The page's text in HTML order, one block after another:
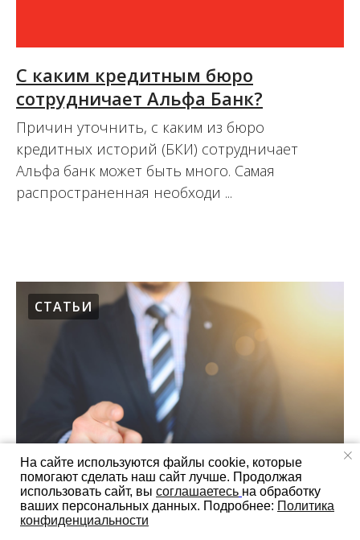
C каким кредитным бюро
сотрудничает Альфа Банк?
Причин уточнить, с каким из бюро
кредитных историй (БКИ) сотрудничает
Альфа банк может быть много. Самая
распространенная необходи ...
СТАТЬИ
Работа кредитным брокером
На сайте используются файлы cookie, которые
помогают сделать наш сайт лучше. Продолжая
использовать сайт, вы соглашаетесь на обработку
ваших персональных данных. Подробнее: Политика
конфиденциальности